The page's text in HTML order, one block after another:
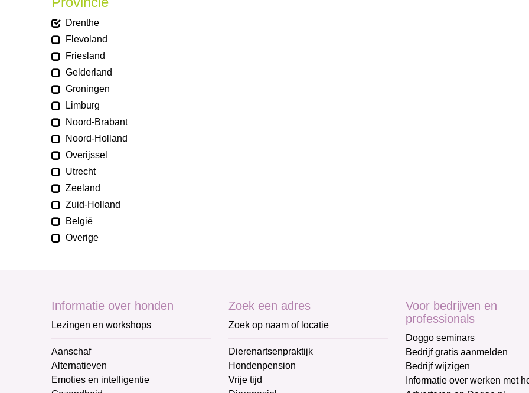
Drenthe
Flevoland
Friesland
Gelderland
Groningen
Limburg
Noord-Brabant
Noord-Holland
Overijssel
Utrecht
Zeeland
Zuid-Holland
België
Overige
Informatie over honden
Lezingen en workshops
Aanschaf
Alternatieven
Emoties en intelligentie
Zoek een adres
Zoek op naam of locatie
Dierenartsenpraktijk
Hondenpension
Vrije tijd
Voor bedrijven en
professionals
Doggo seminars
Bedrijf gratis aanmelden
Bedrijf wijzigen
Informatie over werken met